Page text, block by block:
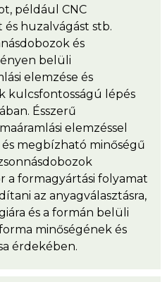
például CNC
huzalvágást stb.
és
belüli
elemzése és
kulcsfontosságú lépés
Ésszerű
elemzéssel
megbízható minőségű
a formagyártási folyamat
az anyagválasztásra,
és a formán belüli
minőségének és
érdekében.